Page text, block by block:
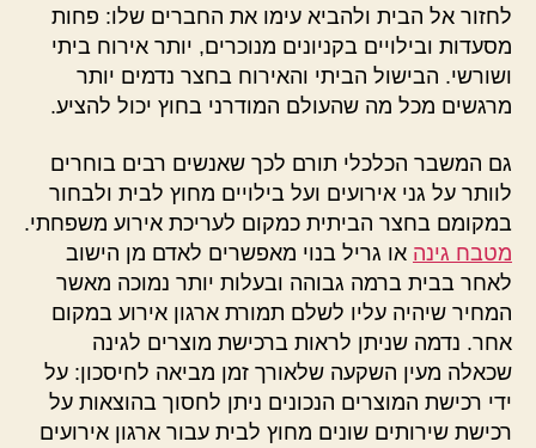
לחזור אל הבית ולהביא עימו את החברים שלו: פחות
מסעדות ובילויים בקניונים מנוכרים, יותר אירוח ביתי
ושורשי. הבישול הביתי והאירוח בחצר נדמים יותר
מרגשים מכל מה שהעולם המודרני בחוץ יכול להציע.
גם המשבר הכלכלי תורם לכך שאנשים רבים בוחרים
לוותר על גני אירועים ועל בילויים מחוץ לבית ולבחור
במקומם בחצר הביתית כמקום לעריכת אירוע משפחתי.
מטבח גינה או גריל בנוי מאפשרים לאדם מן הישוב
לאחר בבית ברמה גבוהה ובעלות יותר נמוכה מאשר
המחיר שיהיה עליו לשלם תמורת ארגון אירוע במקום
אחר. נדמה שניתן לראות ברכישת מוצרים לגינה
שכאלה מעין השקעה שלאורך זמן מביאה לחיסכון: על
ידי רכישת המוצרים הנכונים ניתן לחסוך בהוצאות על
רכישת שירותים שונים מחוץ לבית עבור ארגון אירועים